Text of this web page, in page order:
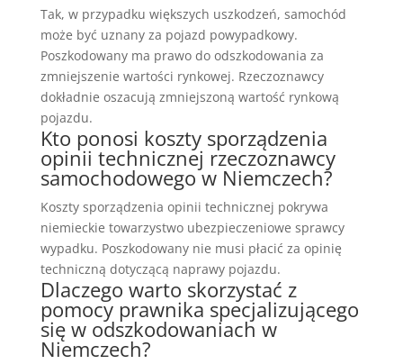
Tak, w przypadku większych uszkodzeń, samochód
może być uznany za pojazd powypadkowy.
Poszkodowany ma prawo do odszkodowania za
zmniejszenie wartości rynkowej. Rzeczoznawcy
dokładnie oszacują zmniejszoną wartość rynkową
pojazdu.
Kto ponosi koszty sporządzenia
opinii technicznej rzeczoznawcy
samochodowego w Niemczech?
Koszty sporządzenia opinii technicznej pokrywa
niemieckie towarzystwo ubezpieczeniowe sprawcy
wypadku. Poszkodowany nie musi płacić za opinię
techniczną dotyczącą naprawy pojazdu.
Dlaczego warto skorzystać z
pomocy prawnika specjalizującego
się w odszkodowaniach w
Niemczech?